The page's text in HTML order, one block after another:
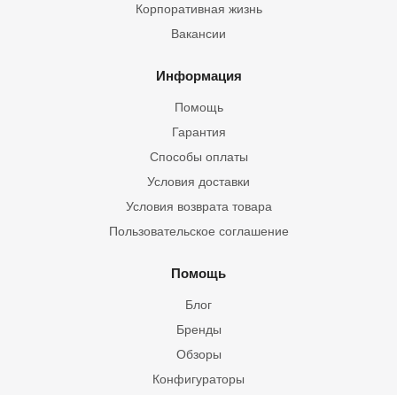
Корпоративная жизнь
Вакансии
Информация
Помощь
Гарантия
Способы оплаты
Условия доставки
Условия возврата товара
Пользовательское соглашение
Помощь
Блог
Бренды
Обзоры
Конфигураторы